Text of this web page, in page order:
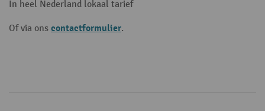
In heel Nederland lokaal tarief
Of via ons contactformulier.